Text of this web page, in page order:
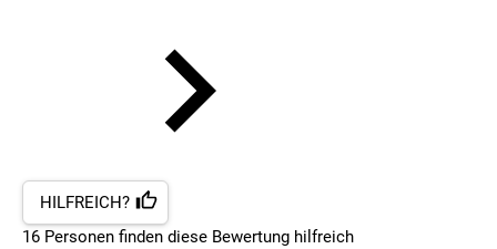
HILFREICH?
16 Personen finden diese Bewertung hilfreich